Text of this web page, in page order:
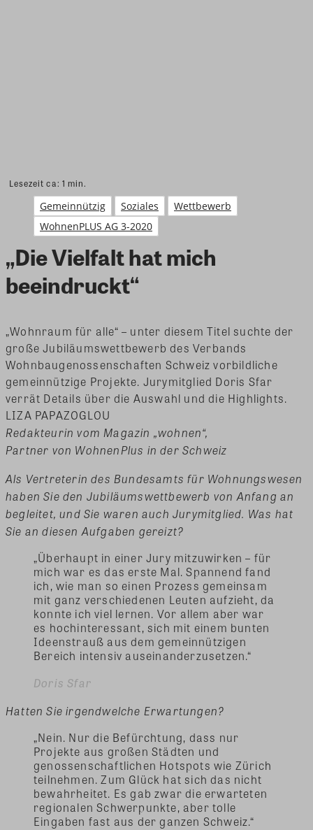
Lesezeit ca: 1 min.
Gemeinnützig Soziales
Wettbewerb
WohnenPLUS AG 3-2020
„Die Vielfalt hat mich
beeindruckt“
„Wohnraum für alle“ – unter diesem Titel suchte der
große Jubiläumswettbewerb des Verbands
Wohnbaugenossenschaften Schweiz vorbildliche
gemeinnützige Projekte. Jurymitglied Doris Sfar
verrät Details über die Auswahl und die Highlights.
LIZA PAPAZOGLOU
Redakteurin vom Magazin „wohnen“,
Partner von WohnenPlus in der Schweiz
Als Vertreterin des Bundesamts für Wohnungswesen
haben Sie den Jubiläumswettbewerb von Anfang an
begleitet, und Sie waren auch Jurymitglied. Was hat
Sie an diesen Aufgaben gereizt?
„Überhaupt in einer Jury mitzuwirken – für
mich war es das erste Mal. Spannend fand
ich, wie man so einen Prozess gemeinsam
mit ganz verschiedenen Leuten aufzieht, da
konnte ich viel lernen. Vor allem aber war
es hochinteressant, sich mit einem bunten
Ideenstrauß aus dem gemeinnützigen
Bereich intensiv auseinanderzusetzen.“
Doris Sfar
Hatten Sie irgendwelche Erwartungen?
„Nein. Nur die Befürchtung, dass nur
Projekte aus großen Städten und
genossenschaftlichen Hotspots wie Zürich
teilnehmen. Zum Glück hat sich das nicht
bewahrheitet. Es gab zwar die erwarteten
regionalen Schwerpunkte, aber tolle
Eingaben fast aus der ganzen Schweiz.“